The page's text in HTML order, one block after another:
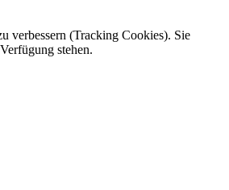
verbessern (Tracking Cookies). Sie
stehen.